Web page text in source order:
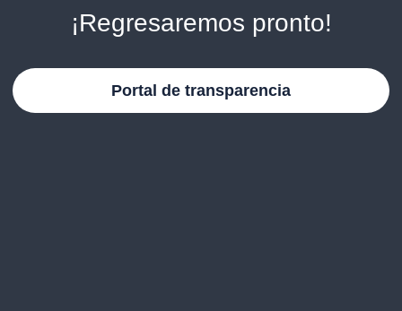
¡Regresaremos pronto!
Portal de transparencia